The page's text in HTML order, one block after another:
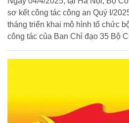
sơ kết công tác công an Quý I/
tháng triển khai mô hình tổ chức
công tác của Ban Chỉ đạo 35 Bộ
Công an Trung ương, Bộ trưởng